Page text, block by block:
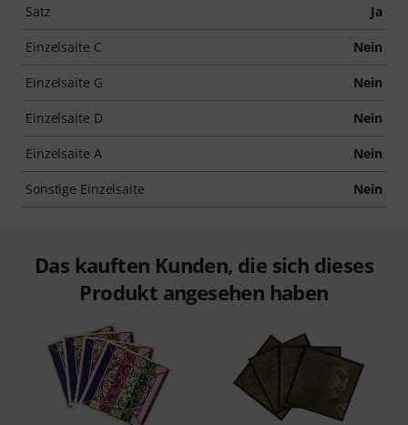
Satz Ja
Einzelsaite C Nein
Einzelsaite G Nein
Einzelsaite D Nein
Einzelsaite A Nein
Sonstige Einzelsaite Nein
Das kauften Kunden, die sich dieses
Produkt angesehen haben